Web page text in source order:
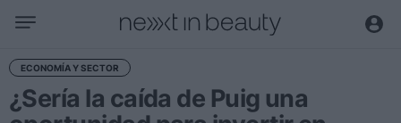
Negocio
Editorial
ECONOMÍA Y SECTOR
¿Sería la caída de Puig una